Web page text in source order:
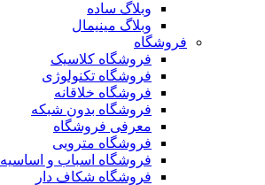
وبلاگ ساده
وبلاگ مینیمال
فروشگاه
فروشگاه کلاسیک
فروشگاه تکنولوژی
فروشگاه خلاقانه
فروشگاه بدون شبکه
معرفی فروشگاه
فروشگاه مترویی
فروشگاه اسباب و اساسیه
فروشگاه شکاف دار